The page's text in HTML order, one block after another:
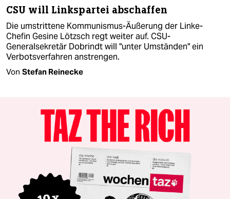
CSU will Linkspartei abschaffen
Die umstrittene Kommunismus-Äußerung der Linke-
Chefin Gesine Lötzsch regt weiter auf. CSU-
Generalsekretär Dobrindt will "unter Umständen" ein
Verbotsverfahren anstrengen.
Von Stefan Reinecke